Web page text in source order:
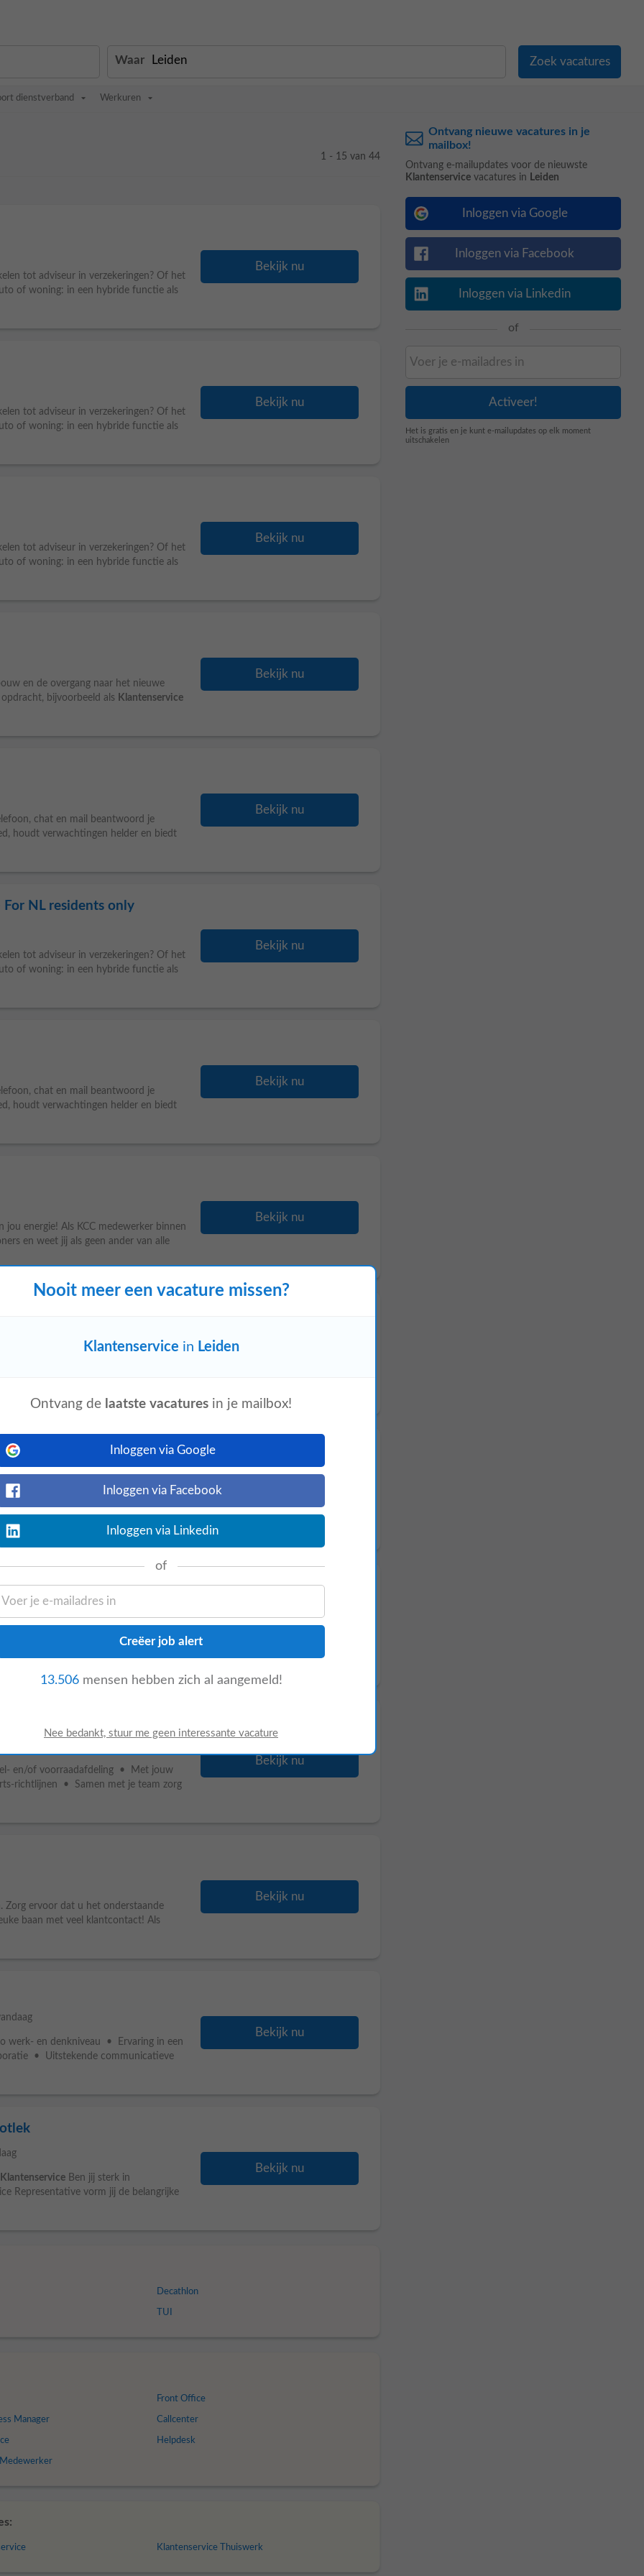
Waar
dienstverband Werkuren
1 - 15 van 44
tot adviseur in verzekeringen? Of het
of woning: in een hybride functie als
Bekijk nu
tot adviseur in verzekeringen? Of het
of woning: in een hybride functie als
Bekijk nu
tot adviseur in verzekeringen? Of het
of woning: in een hybride functie als
Bekijk nu
en de overgang naar het nieuwe
bijvoorbeeld als Klantenservice
Bekijk nu
chat en mail beantwoord je
houdt verwachtingen helder en biedt
Bekijk nu
NL residents only
tot adviseur in verzekeringen? Of het
of woning: in een hybride functie als
Bekijk nu
chat en mail beantwoord je
houdt verwachtingen helder en biedt
Bekijk nu
energie! Als KCC medewerker binnen
en weet jij als geen ander van alle
Bekijk nu
ervoor dat u het onderstaande
baan met veel klantcontact! Als
Pensioenen, mid-/backoffice
van deelnemers, verwerkt mutaties in
veel klantcontact! Als
van de boodschappen van klanten
Bekijk nu
en/of voorraadafdeling • Met jouw
richtlijnen • Samen met je team zorg
Bekijk nu
Zorg ervoor dat u het onderstaande
baan met veel klantcontact! Als
Bekijk nu
werk- en denkniveau • Ervaring in een
• Uitstekende communicatieve
Bekijk nu
Klantenservice Ben jij sterk in
Representative vorm jij de belangrijke
Bekijk nu
Decathlon
TUI
Manager
Front Office
Callcenter
Helpdesk
Klantenservice Thuiswerk
Ontvang nieuwe vacatures in je
mailbox!
Ontvang e-mailupdates voor de nieuwste
Klantenservice vacatures in Leiden
Inloggen via Google
Inloggen via Facebook
Inloggen via Linkedin
of
Het is gratis en je kunt e-mailupdates op elk moment
uitschakelen
Nooit meer een vacature missen?
Klantenservice in Leiden
Ontvang de laatste vacatures in je mailbox!
Inloggen via Google
Inloggen via Facebook
Inloggen via Linkedin
of
13.506mensen hebben zich al aangemeld!